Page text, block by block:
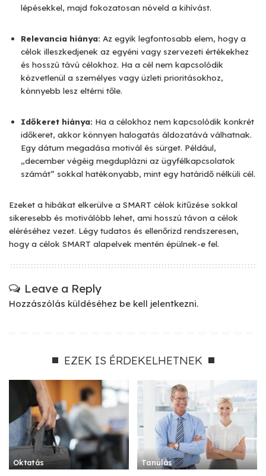
lépésekkel, majd fokozatosan növeld a kihívást.
Relevancia hiánya: Az egyik legfontosabb elem, hogy a
célok illeszkedjenek az egyéni vagy szervezeti értékekhez
és hosszú távú célokhoz. Ha a cél nem kapcsolódik
közvetlenül a személyes vagy üzleti prioritásokhoz,
könnyebb lesz eltérni tőle.
Időkeret hiánya: Ha a célokhoz nem kapcsolódik konkrét
időkeret, akkor könnyen halogatás áldozatává válhatnak.
Egy dátum megadása motivál és sürget. Például,
„december végéig megduplázni az ügyfélkapcsolatok
számát” sokkal hatékonyabb, mint egy határidő nélküli cél.
Ezeket a hibákat elkerülve a SMART célok kitűzése sokkal
sikeresebb és motiválóbb lehet, ami hosszú távon a célok
eléréséhez vezet. Légy tudatos és ellenőrizd rendszeresen,
hogy a célok SMART alapelvek mentén épülnek-e fel.
Leave a Reply
Hozzászólás küldéséhez be kell jelentkezni.
EZEK IS ÉRDEKELHETNEK
Oktatás Tanulás